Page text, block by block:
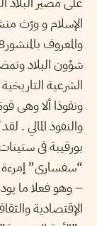
الإسلام و ورّث
شؤون البلاد
الشرعية
ونفوذا ألا وهى
والنفوذ المالي .
بورقيبة فى
“سفسارى” إمرءة
– وهو فعلا ما
الإقتصادية